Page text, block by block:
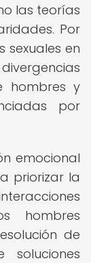
las teorías
Por
sexuales en
hombres y
por
emocional
priorizar la
hombres
de